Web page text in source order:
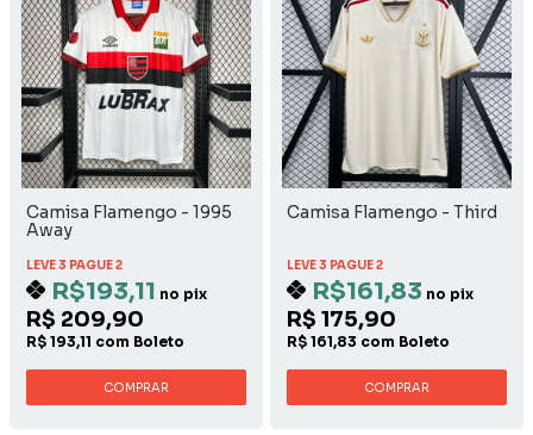
Camisa Flamengo - 1995
Away
LEVE 3 PAGUE 2
R$193,11 no pix
R$ 209,90
R$ 193,11 com Boleto
COMPRAR
Camisa Flamengo - Third
LEVE 3 PAGUE 2
R$161,83 no pix
R$ 175,90
R$ 161,83 com Boleto
COMPRAR